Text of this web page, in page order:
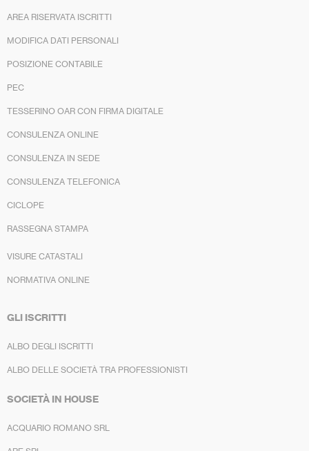
AREA RISERVATA ISCRITTI
MODIFICA DATI PERSONALI
POSIZIONE CONTABILE
PEC
TESSERINO OAR CON FIRMA DIGITALE
CONSULENZA ONLINE
CONSULENZA IN SEDE
CONSULENZA TELEFONICA
CICLOPE
RASSEGNA STAMPA
VISURE CATASTALI
NORMATIVA ONLINE
GLI ISCRITTI
ALBO DEGLI ISCRITTI
ALBO DELLE SOCIETÀ TRA PROFESSIONISTI
SOCIETÀ IN HOUSE
ACQUARIO ROMANO SRL